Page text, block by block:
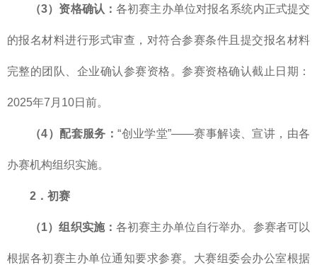
（3）资格确认： 各初赛主办单位对报名系统内正式提交
的报名材料进行形式审查，对符合参赛条件且提交报名材料
完整的团队、企业确认参赛资格。参赛资格确认截止日期：
2025年7月10日前。
（4）配套服务：“创业学堂”——赛事解读、宣讲，由各
办赛机构组织实施。
2．初赛
（1）组织实施： 各初赛主办单位自行举办。参赛者可以
根据各初赛主办单位通知要求参赛。大赛组委会办公室根据